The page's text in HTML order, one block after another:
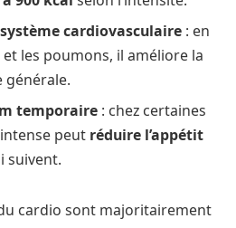
cardiovasculaire : en
les poumons, il améliore la
générale.
temporaire : chez certaines
peut réduire l’appétit
suivent.
cardio sont majoritairement